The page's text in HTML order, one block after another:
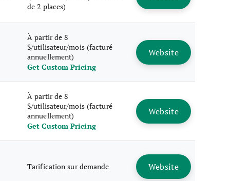
de 2 places)
À partir de 8
$/utilisateur/mois (facturé
annuellement)
Get Custom Pricing
Website
À partir de 8
$/utilisateur/mois (facturé
annuellement)
Get Custom Pricing
Website
Tarification sur demande Website